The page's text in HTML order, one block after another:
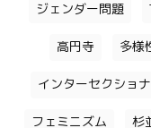
ジェンダー問題
高円寺 多様
インターセクショ
フェミニズム 杉